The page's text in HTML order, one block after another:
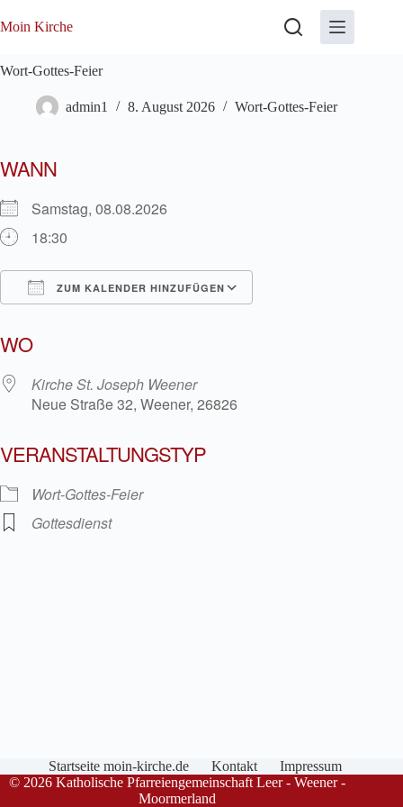
Inhalt
Moin Kirche
Wort-Gottes-Feier
admin1 8. August 2026 Wort-Gottes-Feier
WANN
Samstag, 08.08.2026
18:30
ZUM KALENDER HINZUFÜGEN
WO
Kirche St. Joseph Weener
Neue Straße 32, Weener, 26826
VERANSTALTUNGSTYP
Wort-Gottes-Feier
Gottesdienst
Startseite moin-kirche.de Kontakt
Impressum
© 2026 Katholische Pfarreiengemeinschaft Leer - Weener -
Moormerland